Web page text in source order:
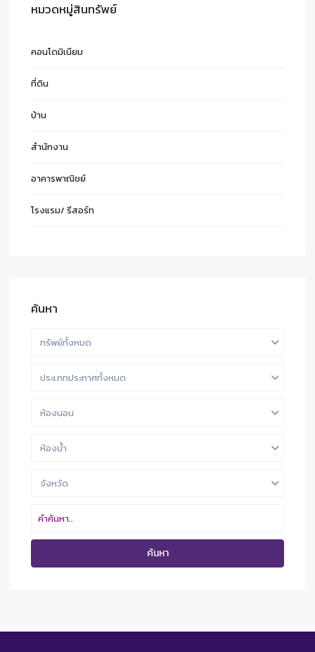
หมวดหมู่สินทรัพย์
คอนโดมิเนียม
ที่ดิน
บ้าน
สำนักงาน
อาคารพาณิชย์
โรงแรม/ รีสอร์ท
ค้นหา
ทรัพย์ทั้งหมด
ประเภทประกาศทั้งหมด
ห้องนอน
ห้องน้ำ
จังหวัด
ค้นหา